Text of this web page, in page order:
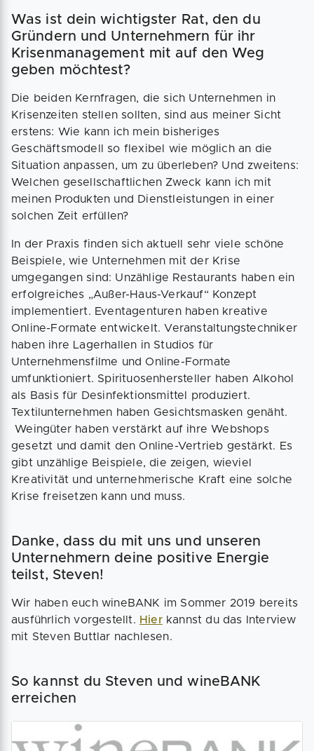
Was ist dein wichtigster Rat, den du
Gründern und Unternehmern für ihr
Krisenmanagement mit auf den Weg
geben möchtest?
Die beiden Kernfragen, die sich Unternehmen in
Krisenzeiten stellen sollten, sind aus meiner Sicht
erstens: Wie kann ich mein bisheriges
Geschäftsmodell so flexibel wie möglich an die
Situation anpassen, um zu überleben? Und zweitens:
Welchen gesellschaftlichen Zweck kann ich mit
meinen Produkten und Dienstleistungen in einer
solchen Zeit erfüllen?
In der Praxis finden sich aktuell sehr viele schöne
Beispiele, wie Unternehmen mit der Krise
umgegangen sind: Unzählige Restaurants haben ein
erfolgreiches „Außer-Haus-Verkauf“ Konzept
implementiert. Eventagenturen haben kreative
Online-Formate entwickelt. Veranstaltungstechniker
haben ihre Lagerhallen in Studios für
Unternehmensfilme und Online-Formate
umfunktioniert. Spirituosenhersteller haben Alkohol
als Basis für Desinfektionsmittel produziert.
Textilunternehmen haben Gesichtsmasken genäht.
Weingüter haben verstärkt auf ihre Webshops
gesetzt und damit den Online-Vertrieb gestärkt. Es
gibt unzählige Beispiele, die zeigen, wieviel
Kreativität und unternehmerische Kraft eine solche
Krise freisetzen kann und muss.
Danke, dass du mit uns und unseren
Unternehmern deine positive Energie
teilst, Steven!
Wir haben euch wineBANK im Sommer 2019 bereits
ausführlich vorgestellt. Hierkannst du das Interview
mit Steven Buttlar nachlesen.
So kannst du Steven und wineBANK
erreichen